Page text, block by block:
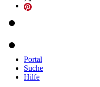
Portal
Suche
Hilfe